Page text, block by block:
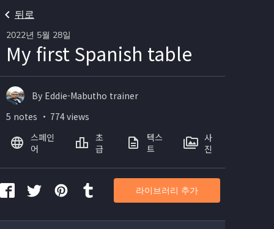
뒤로
2022년 5월 28일
My first Spanish table
By Eddie-Mabutho trainer
5 notes ・ 774 views
스페인
어
초
급
텍스
트
사
진
라이브러리 추가